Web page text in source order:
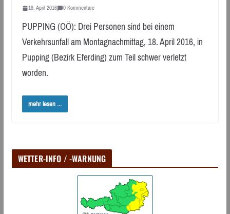
19. April 2016 0 Kommentare
PUPPING (OÖ): Drei Personen sind bei einem
Verkehrsunfall am Montagnachmittag, 18. April 2016, in
Pupping (Bezirk Eferding) zum Teil schwer verletzt
worden.
mehr lesen ...
WETTER-INFO / -WARNUNG